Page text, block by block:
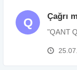
Q Çağrı
"QANT